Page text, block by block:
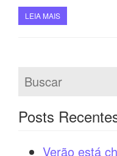
LEIA MAIS
Posts
Verão está